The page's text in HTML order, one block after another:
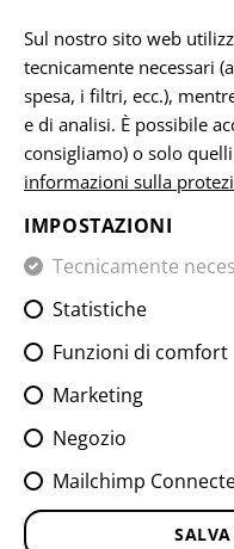
CASA ABBIGLIAMENTO
RAIDER
Sul nostro sito web
tecnicamente necessari
spesa, i filtri, ecc.),
e di analisi. È possibile
consigliamo) o solo
informazioni sulla
IMPOSTAZIONI
Tecnicamente
Statistiche
Funzioni di comfort
Marketing
Negozio
Mailchimp